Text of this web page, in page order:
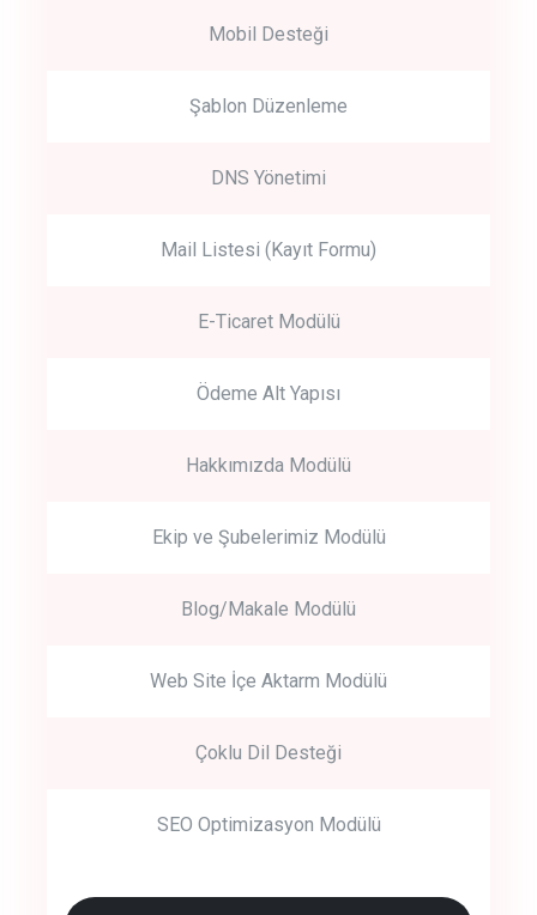
Mobil Desteği
Şablon Düzenleme
DNS Yönetimi
Mail Listesi (Kayıt Formu)
E-Ticaret Modülü
Ödeme Alt Yapısı
Hakkımızda Modülü
Ekip ve Şubelerimiz Modülü
Blog/Makale Modülü
Web Site İçe Aktarm Modülü
Çoklu Dil Desteği
SEO Optimizasyon Modülü